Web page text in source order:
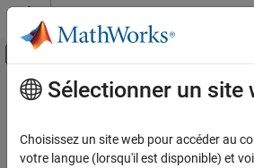
Passer au contenu
Activer/désactiver
Accueil de la documentation
Contenu principal
Create a Project Folder
Sélectionner un site
Choisissez un site web pour accéder au
votre langue (lorsqu'il est disponible) et